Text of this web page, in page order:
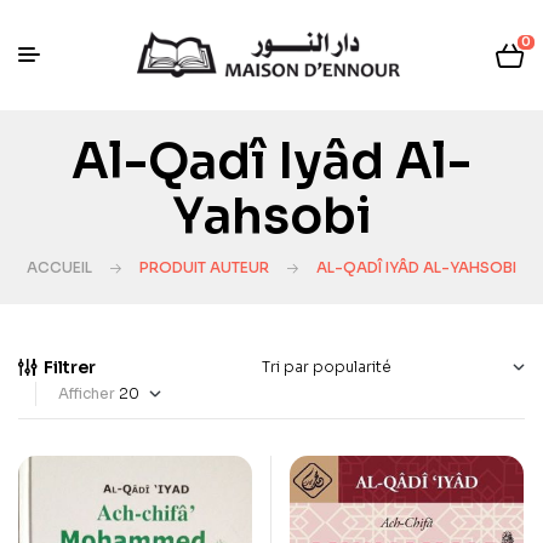
0
Al-Qadî Iyâd Al-
Yahsobi
ACCUEIL PRODUIT AUTEUR AL-QADÎ IYÂD AL-YAHSOBI
Filtrer
Afficher